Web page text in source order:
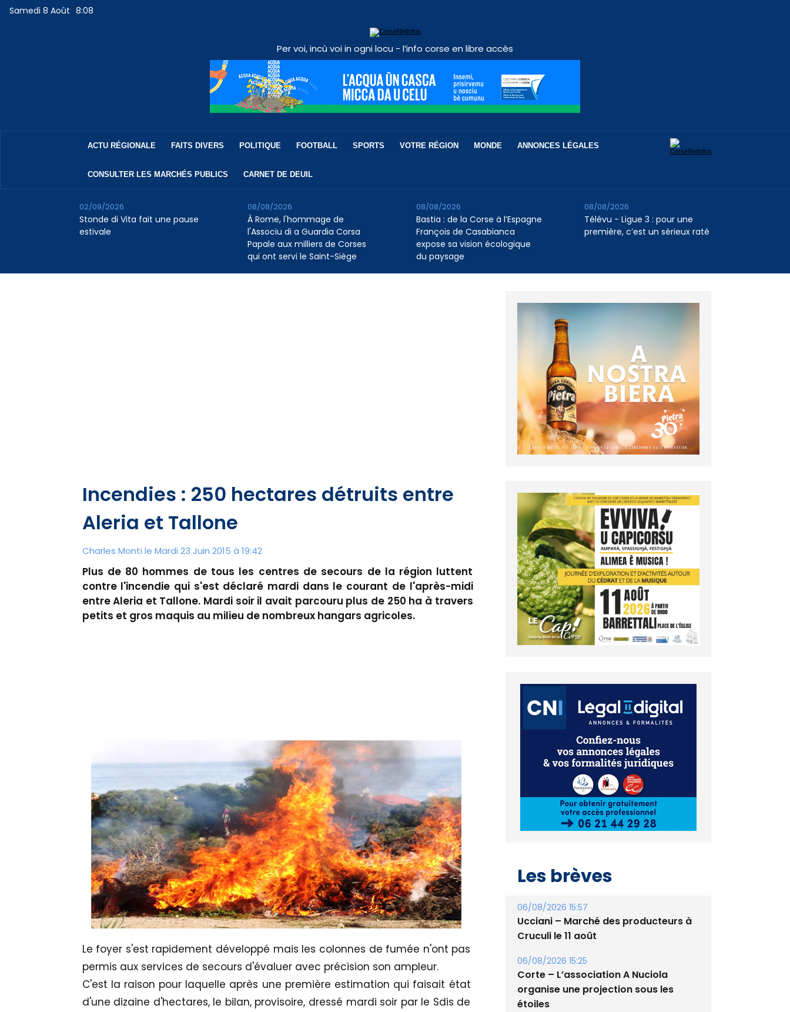
Samedi 8 Août 8:08
Per voi, incù voi in ogni locu - l’info corse en libre accès
ACTU RÉGIONALE FAITS DIVERS POLITIQUE FOOTBALL SPORTS VOTRE RÉGION MONDE ANNONCES LÉGALES
CONSULTER LES MARCHÉS PUBLICS CARNET DE DEUIL
Stonde di Vita fait une pause
estivale
02/09/2026
À Rome, l'hommage de
l'Associu di a Guardia Corsa
Papale aux milliers de Corses
qui ont servi le Saint-Siège
08/08/2026
Bastia : de la Corse à l’Espagne
François de Casabianca
expose sa vision écologique
du paysage
08/08/2026
Télévu - Ligue 3 : pour une
première, c’est un sérieux raté
08/08/2026
Incendies : 250 hectares détruits entre
Aleria et Tallone
Charles Monti le Mardi 23 Juin 2015 à 19:42
Plus de 80 hommes de tous les centres de secours de la région luttent
contre l'incendie qui s'est déclaré mardi dans le courant de l'après-midi
entre Aleria et Tallone. Mardi soir il avait parcouru plus de 250 ha à travers
petits et gros maquis au milieu de nombreux hangars agricoles.
Le foyer s'est rapidement développé mais les colonnes de fumée n'ont pas
permis aux services de secours d'évaluer avec précision son ampleur.
C'est la raison pour laquelle après une première estimation qui faisait état
d'une dizaine d'hectares, le bilan, provisoire, dressé mardi soir par le Sdis de
06/08/2026 15:57
Cruculi le 11 août
06/08/2026 15:25
organise une projection sous les
étoiles
06/08/2026 15:04